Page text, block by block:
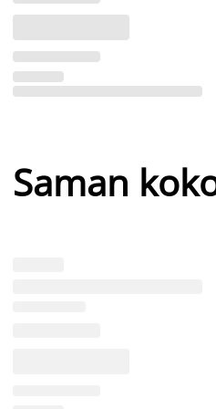
Saman